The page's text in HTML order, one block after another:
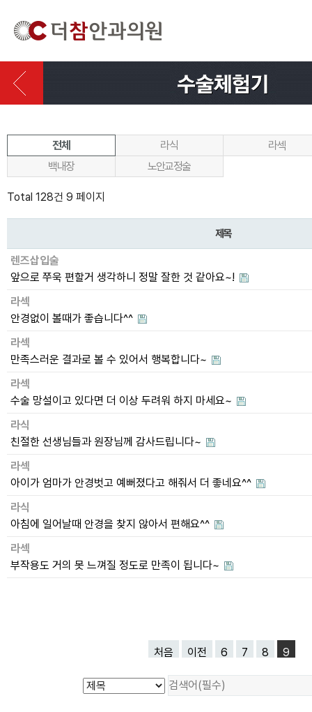
전체 라식
라섹
백내장
노안교정술
Total 128건 9 페이지
제목
렌즈삽입술
앞으로 쭈욱 편할거 생각하니 정말 잘한 것 같아요~!
라섹
안경없이 볼때가 좋습니다^^
라섹
만족스러운 결과로 볼 수 있어서 행복합니다~
라섹
수술 망설이고 있다면 더 이상 두려워 하지 마세요~
라식
친절한 선생님들과 원장님께 감사드립니다~
라섹
아이가 엄마가 안경벗고 예뻐졌다고 해줘서 더 좋네요^^
라식
아침에 일어날때 안경을 찾지 않아서 편해요^^
라섹
부작용도 거의 못 느껴질 정도로 만족이 됩니다~
처음 이전 6 7 8 9